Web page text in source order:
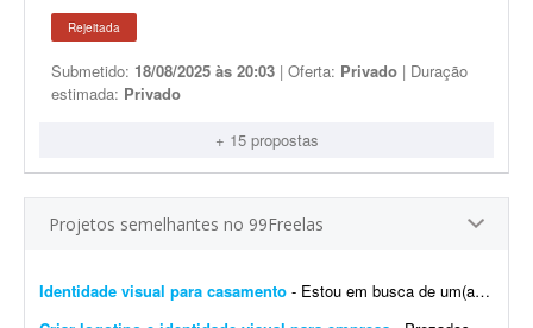
Rejeitada
Submetido: 18/08/2025 às 20:03 | Oferta: Privado | Duração
estimada: Privado
+ 15 propostas
Projetos semelhantes no 99Freelas
Identidade visual para casamento - Estou em busca de um(a) designer para desenvolver a identidade visual para o meu casamento. O estilo será inspirado no universo medieval/encantado; temos como referência O Senhor dos A...